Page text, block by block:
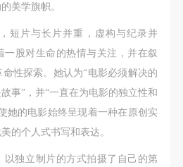
美学旗帜。
短片与长片并重，虚构与纪录并
一股对生命的热情与关注，并在叙
性探索。她认为“电影必须解决的
事”，并“一直在为电影的独立性和
她的电影始终呈现着一种在原创实
的个人式书写和表达。
以独立制片的方式拍摄了自己的第
赔偿。并追究相应的法律责
应当在美术馆工作人员及活
，并正确的使用活动中所涉
料及配套设备、设施，若参
应绘画工具、创作材料及配
赔偿。并追究相应的法律责
应当在美术馆工作人员及活
，并正确的使用活动中所涉
料及配套设备、设施，若参
应绘画工具、创作材料及配
赔偿。并追究相应的法律责
应当在美术馆工作人员及活
，并正确的使用活动中所涉
料及配套设备、设施，若参
应绘画工具、创作材料及配